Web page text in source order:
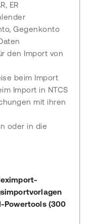
ER
Gegenkonto
den Import von
beim Import
Import in NTCS
mit ihren
oder in die
Powertools (300